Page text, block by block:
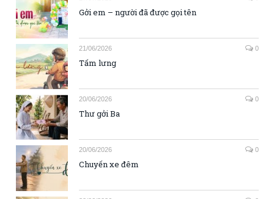
Gởi em – người đã được gọi tên
21/06/2026 0
Tấm lưng
20/06/2026 0
Thư gởi Ba
20/06/2026 0
Chuyến xe đêm